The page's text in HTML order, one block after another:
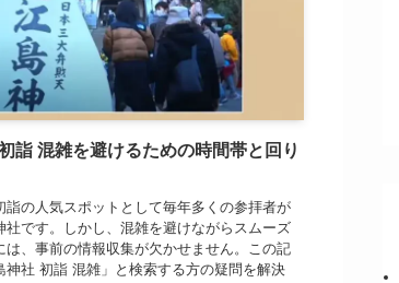
詣 混雑を避けるための時間帯と回り
詣の人気スポットとして毎年多くの参拝者が
社です。しかし、混雑を避けながらスムーズ
は、事前の情報収集が欠かせません。この記
神社 初詣 混雑」と検索する方の疑問を解決